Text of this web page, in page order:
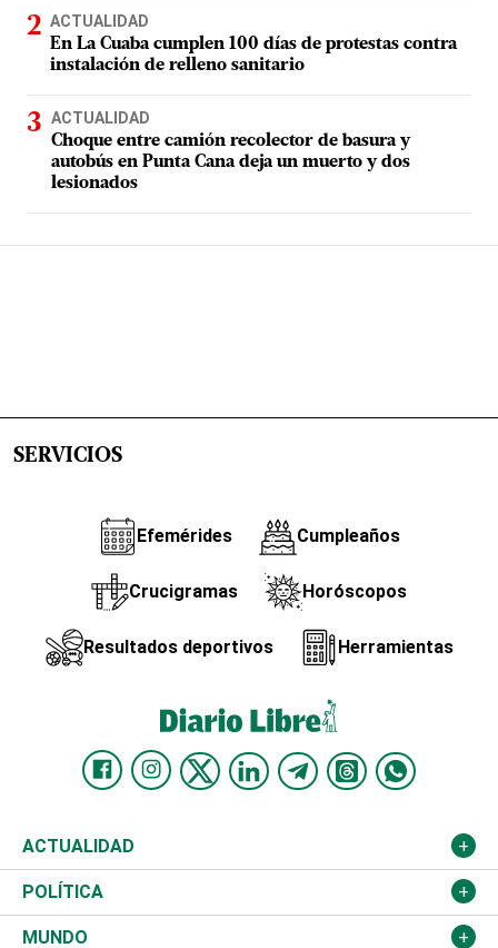
ACTUALIDAD
En La Cuaba cumplen 100 días de protestas contra
instalación de relleno sanitario
ACTUALIDAD
Choque entre camión recolector de basura y
autobús en Punta Cana deja un muerto y dos
lesionados
SERVICIOS
Efemérides Cumpleaños
Crucigramas Horóscopos
Resultados deportivos Herramientas
ACTUALIDAD
Nacional
Ciudad
POLÍTICA
Partidos
MUNDO